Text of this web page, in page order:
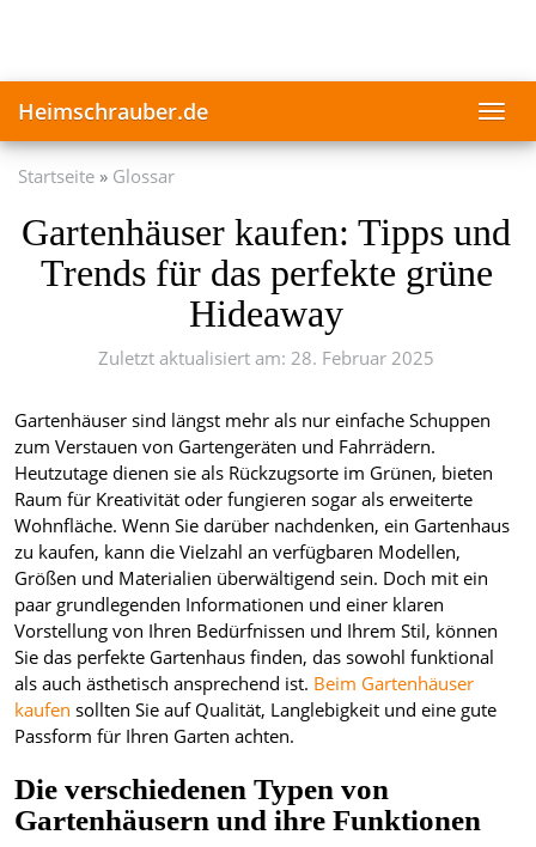
Heimschrauber.de
Startseite Glossar
Gartenhäuser kaufen: Tipps und
Trends für das perfekte grüne
Hideaway
Zuletzt aktualisiert am: 28. Februar 2025
Gartenhäuser sind längst mehr als nur einfache Schuppen
zum Verstauen von Gartengeräten und Fahrrädern.
Heutzutage dienen sie als Rückzugsorte im Grünen, bieten
Raum für Kreativität oder fungieren sogar als erweiterte
Wohnfläche. Wenn Sie darüber nachdenken, ein Gartenhaus
zu kaufen, kann die Vielzahl an verfügbaren Modellen,
Größen und Materialien überwältigend sein. Doch mit ein
paar grundlegenden Informationen und einer klaren
Vorstellung von Ihren Bedürfnissen und Ihrem Stil, können
Sie das perfekte Gartenhaus finden, das sowohl funktional
als auch ästhetisch ansprechend ist. Beim Gartenhäuser
kaufen sollten Sie auf Qualität, Langlebigkeit und eine gute
Passform für Ihren Garten achten.
Die verschiedenen Typen von
Gartenhäusern und ihre Funktionen